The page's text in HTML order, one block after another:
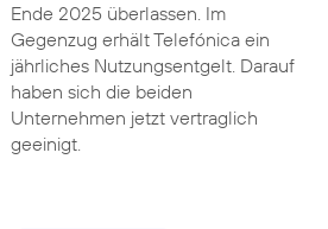
Ende 2025 überlassen. Im
Gegenzug erhält Telefónica ein
jährliches Nutzungsentgelt. Darauf
haben sich die beiden
Unternehmen jetzt vertraglich
geeinigt.